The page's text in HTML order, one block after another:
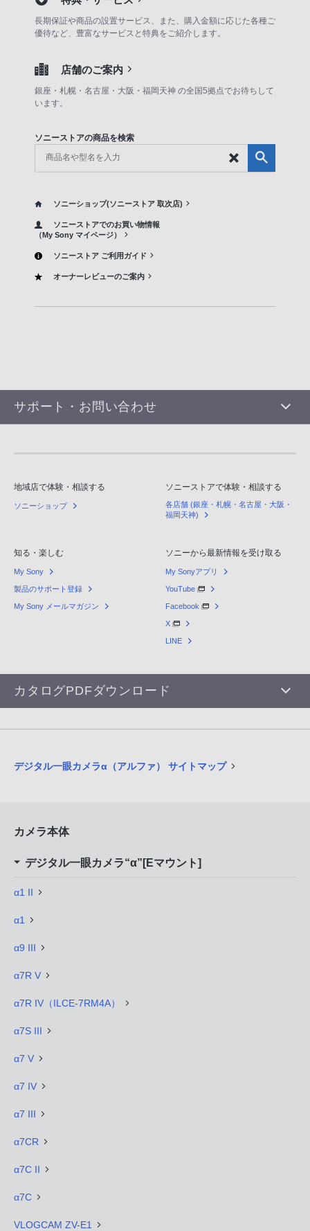
長期保証や商品の設置サービス、また、購入金額に応じた各種ご
優待など、豊富なサービスと特典をご紹介します。
店舗のご案内
銀座・札幌・名古屋・大阪・福岡天神 の全国5拠点でお待ちして
います。
ソニーストアの商品を検索
ソニーショップ(ソニーストア 取次店)
ソニーストアでのお買い物情報
（My Sony マイページ）
ソニーストア ご利用ガイド
オーナーレビューのご案内
サポート・お問い合わせ
地域店で体験・相談する
ソニーショップ
ソニーストアで体験・相談する
各店舗 (銀座・札幌・名古屋・大阪・
福岡天神)
知る・楽しむ
My Sony
製品のサポート登録
My Sony メールマガジン
ソニーから最新情報を受け取る
My Sonyアプリ
YouTube
Facebook
X
LINE
カタログPDFダウンロード
デジタル一眼カメラα（アルファ） サイトマップ
カメラ本体
デジタル一眼カメラ“α”[Eマウント]
α1 II
α1
α9 III
α7R V
α7R IV（ILCE-7RM4A）
α7S III
α7 V
α7 IV
α7 III
α7CR
α7C II
α7C
VLOGCAM ZV-E1